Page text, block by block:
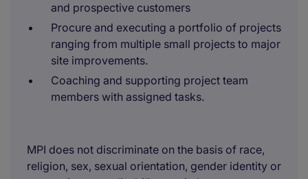
and prospective customers
Procure and executing a portfolio of projects
ranging from multiple small projects to major
site improvements.
Coaching and supporting project team
members with assigned tasks.
MPI does not discriminate on the basis of race,
religion, sex, sexual orientation, gender identity or